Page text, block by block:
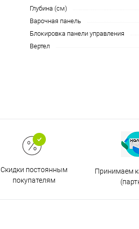
Глубина (см)
Варочная панель
Блокировка панели управления
Вертел
Скидки постоянным
покупателям
Принимаем